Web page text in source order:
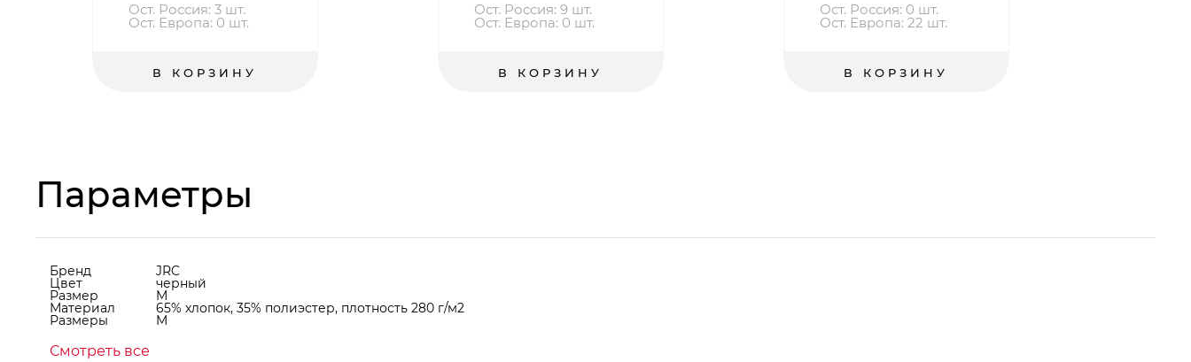
Ост. Россия: 3 шт.
Ост. Европа: 0 шт.
В КОРЗИНУ
Ост. Россия: 9 шт.
Ост. Европа: 0 шт.
В КОРЗИНУ
Ост. Россия: 0 шт.
Ост. Европа: 22 шт.
В КОРЗИНУ
Параметры
Бренд JRC
Цвет черный
Размер M
Материал 65% хлопок, 35% полиэстер, плотность 280 г/м2
Размеры M
Смотреть все